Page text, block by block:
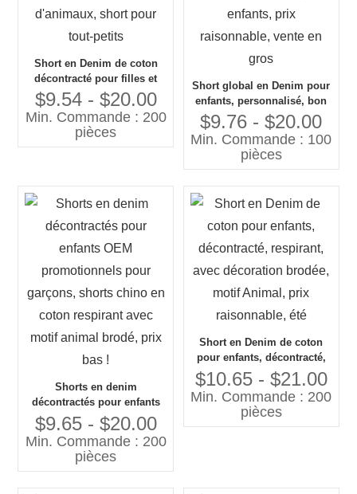
Short en Denim de coton
décontracté pour filles et
garçons, 1 short en jean
respirant avec broderie à
motif d'animaux, short pour
tout-petits
$9.54 - $20.00
Min. Commande : 200
pièces
Short global en Denim pour
enfants, personnalisé, bon
marché, Style solide, short
décontracté pour enfants,
prix raisonnable, vente en
gros
$9.76 - $20.00
Min. Commande : 100
pièces
Shorts en denim
décontractés pour enfants
OEM promotionnels pour
garçons, shorts chino en
coton respirant avec motif
animal brodé, prix bas !
$9.65 - $20.00
Min. Commande : 200
pièces
Short en Denim de coton
pour enfants, décontracté,
respirant, avec décoration
brodée, motif Animal, prix
raisonnable, été
$10.65 - $21.00
Min. Commande : 200
pièces